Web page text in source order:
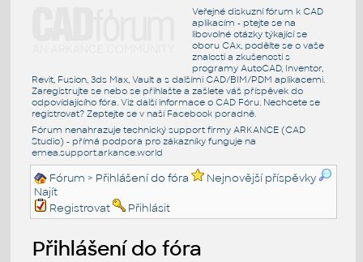
Veřejné diskuzní fórum k CAD
aplikacím - ptejte se na
libovolné otázky týkající se
oboru CAx, podělte se o vaše
znalosti a zkušenosti s
programy AutoCAD, Inventor,
Revit, Fusion, 3ds Max, Vault a s dalšími CAD/BIM/PDM aplikacemi.
Zaregistrujte se nebo se přihlašte a zašlete váš příspěvek do
odpovídajícího fóra. Viz další informace o CAD Fóru. Nechcete se
registrovat? Zeptejte se v naší Facebook poradně.
Fórum nenahrazuje technický support firmy ARKANCE (CAD
Studio) - přímá podpora pro zákazníky funguje na
emea.support.arkance.world
Fórum > Přihlášení do fóra
Nejnovější příspěvky
Najít
Registrovat
Přihlásit
Přihlášení do fóra